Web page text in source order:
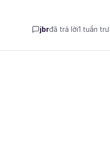
jbrđã trả lời1 tuần